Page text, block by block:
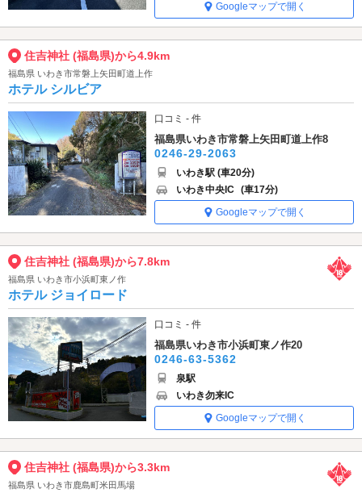
Googleマップで開く
住吉神社 (福島県)から4.9km
福島県 いわき市常磐上矢田町道上作
ホテル シルビア
口コミ - 件
福島県いわき市常磐上矢田町道上作8
0246-29-2063
いわき駅 (車20分)
いわき中央IC (車17分)
Googleマップで開く
住吉神社 (福島県)から7.8km
福島県 いわき市小浜町東ノ作
ホテル ジョイロード
口コミ - 件
福島県いわき市小浜町東ノ作20
0246-63-5362
泉駅
いわき勿来IC
Googleマップで開く
住吉神社 (福島県)から3.3km
福島県 いわき市鹿島町米田馬場